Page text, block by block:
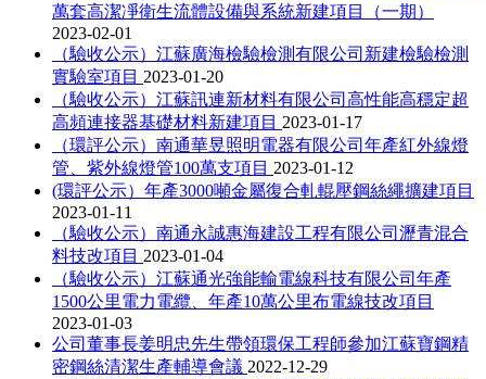
萬套高潔凈衛生流體設備與系統新建項目（一期）
2023-02-01
（驗收公示）江蘇廣海檢驗檢測有限公司新建檢驗檢測
實驗室項目 2023-01-20
（驗收公示）江蘇訊連新材料有限公司高性能高穩定超
高頻連接器基礎材料新建項目 2023-01-17
（環評公示）南通華昱照明電器有限公司年產紅外線燈
管、紫外線燈管100萬支項目 2023-01-12
(環評公示）年產3000噸金屬復合軋輥壓鋼絲繩擴建項目
2023-01-11
（驗收公示）南通永誠惠海建設工程有限公司瀝青混合
料技改項目 2023-01-04
（驗收公示）江蘇通光強能輸電線科技有限公司年產
1500公里電力電纜、年產10萬公里布電線技改項目
2023-01-03
公司董事長姜明忠先生帶領環保工程師參加江蘇寶鋼精
密鋼絲清潔生產輔導會議 2022-12-29